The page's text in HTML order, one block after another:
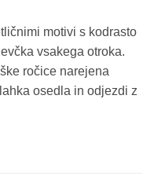
motivi s kodrasto
vsakega otroka.
ročice narejena
osedla in odjezdi z